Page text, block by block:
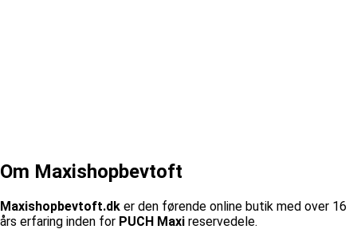
Om Maxishopbevtoft
Maxishopbevtoft.dk er den førende online butik med over 16
års erfaring inden for PUCH Maxi reservedele.